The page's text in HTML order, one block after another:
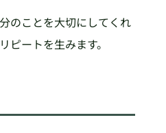
のことを大切にしてくれ
ピートを生みます。